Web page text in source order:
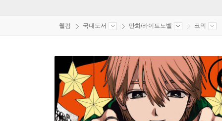
웰컴 국내도서 만화/라이트노벨 코믹